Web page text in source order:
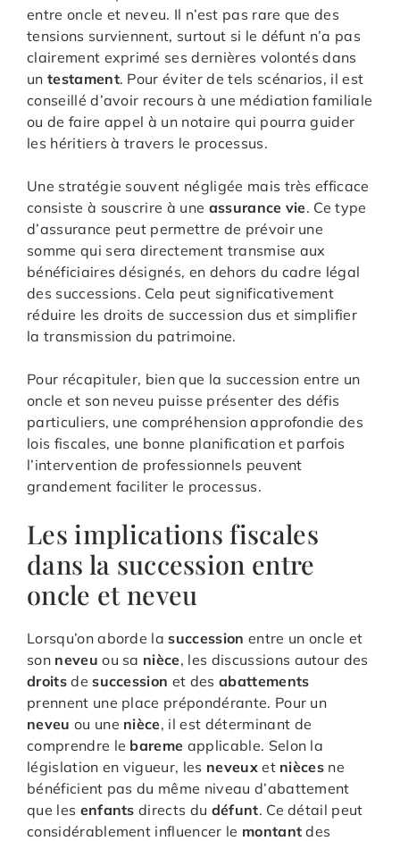
entre oncle et neveu. Il n’est pas rare que des
tensions surviennent, surtout si le défunt n’a pas
clairement exprimé ses dernières volontés dans
un testament. Pour éviter de tels scénarios, il est
conseillé d’avoir recours à une médiation familiale
ou de faire appel à un notaire qui pourra guider
les héritiers à travers le processus.
Une stratégie souvent négligée mais très efficace
consiste à souscrire à une assurance vie. Ce type
d’assurance peut permettre de prévoir une
somme qui sera directement transmise aux
bénéficiaires désignés, en dehors du cadre légal
des successions. Cela peut significativement
réduire les droits de succession dus et simplifier
la transmission du patrimoine.
Pour récapituler, bien que la succession entre un
oncle et son neveu puisse présenter des défis
particuliers, une compréhension approfondie des
lois fiscales, une bonne planification et parfois
l’intervention de professionnels peuvent
grandement faciliter le processus.
Les implications fiscales
dans la succession entre
oncle et neveu
Lorsqu’on aborde lasuccession entre un oncle et
son neveu ou sa nièce, les discussions autour des
droitsdesuccession et des abattements
prennent une place prépondérante. Pour un
neveu ou une nièce, il est déterminant de
comprendre le bareme applicable. Selon la
législation en vigueur, les neveuxet nièces ne
bénéficient pas du même niveau d’abattement
que les enfants directs du défunt. Ce détail peut
considérablement influencer le montant des